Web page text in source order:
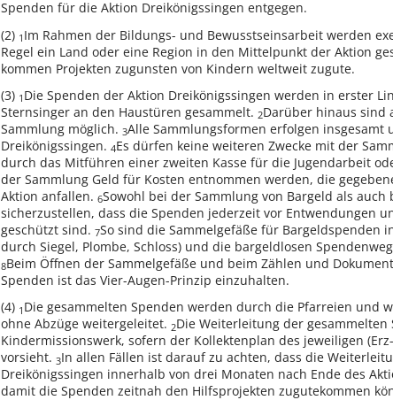
Spenden für die Aktion Dreikönigssingen entgegen.
(2) 1 Im Rahmen der Bildungs- und Bewusstseinsarbeit werden
Regel ein Land oder eine Region in den Mittelpunkt der Aktion
kommen Projekten zugunsten von Kindern weltweit zugute.
(3) 1 Die Spenden der Aktion Dreikönigssingen werden in erster
Sternsinger an den Haustüren gesammelt. 2Darüber hinaus sind
Sammlung möglich. 3Alle Sammlungsformen erfolgen
Dreikönigssingen. 4Es dürfen keine weiteren Zwecke mit der
durch das Mitführen einer zweiten Kasse für die Jugendarbeit
der Sammlung Geld für Kosten entnommen werden, die
Aktion anfallen. 6Sowohl bei der Sammlung von Bargeld als
sicherzustellen, dass die Spenden jederzeit vor Entwendungen
geschützt sind. 7So sind die Sammelgefäße für Bargeldspenden
durch Siegel, Plombe, Schloss) und die bargeldlosen
8Beim Öffnen der Sammelgefäße und beim Zählen und
Spenden ist das Vier-Augen-Prinzip einzuhalten.
(4) 1 Die gesammelten Spenden werden durch die Pfarreien und
ohne Abzüge weitergeleitet. 2Die Weiterleitung der
Kindermissionswerk, sofern der Kollektenplan des jeweiligen
vorsieht. 3In allen Fällen ist darauf zu achten, dass die
Dreikönigssingen innerhalb von drei Monaten nach Ende des
damit die Spenden zeitnah den Hilfsprojekten zugutekommen